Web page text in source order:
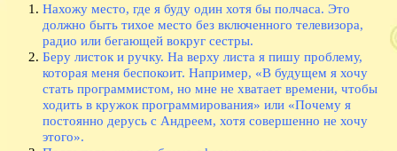
Нахожу место, где я буду один хотя бы полчаса. Это
должно быть тихое место без включенного телевизора,
радио или бегающей вокруг сестры.
Беру листок и ручку. На верху листа я пишу проблему,
которая меня беспокоит. Например, «В будущем я хочу
стать программистом, но мне не хватает времени, чтобы
ходить в кружок программирования» или «Почему я
постоянно дерусь с Андреем, хотя совершенно не хочу
этого».